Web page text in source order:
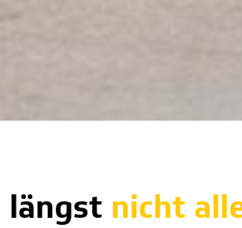
längst nicht